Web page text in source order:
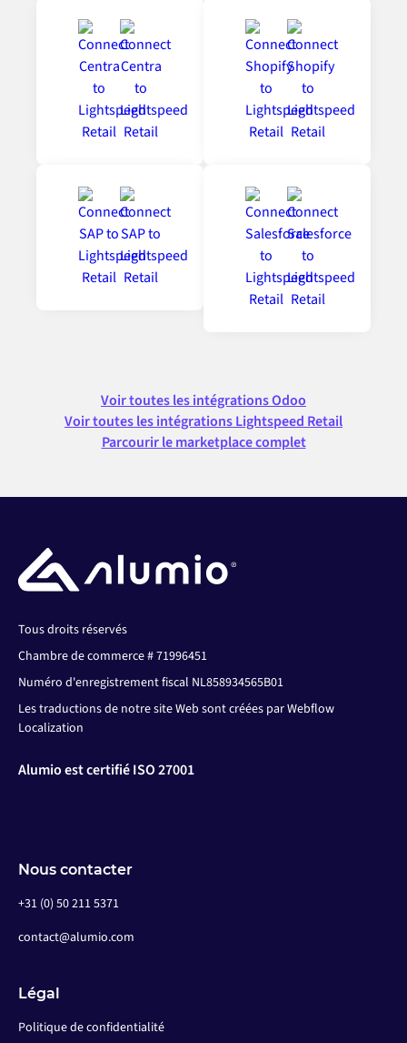
Voir toutes les intégrations Odoo
Voir toutes les intégrations Lightspeed Retail
Parcourir le marketplace complet
Tous droits réservés
Chambre de commerce # 71996451
Numéro d'enregistrement fiscal NL858934565B01
Les traductions de notre site Web sont créées par Webflow
Localization
Alumio est certifié ISO 27001
Nous contacter
+31 (0) 50 211 5371
contact@alumio.com
Légal
Politique de confidentialité